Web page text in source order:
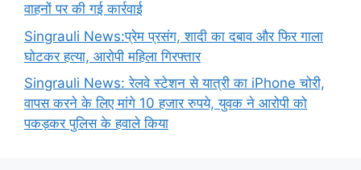
वाहनों पर की गई कार्रवाई
Singrauli News:प्रेम प्रसंग, शादी का दबाव और फिर गाला
घोटकर हत्या, आरोपी महिला गिरफ्तार
Singrauli News: रेलवे स्टेशन से यात्री का iPhone चोरी,
वापस करने के लिए मांगे 10 हजार रुपये, युवक ने आरोपी को
पकड़कर पुलिस के हवाले किया